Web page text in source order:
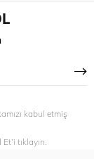
kabul etmiş
tıklayın.